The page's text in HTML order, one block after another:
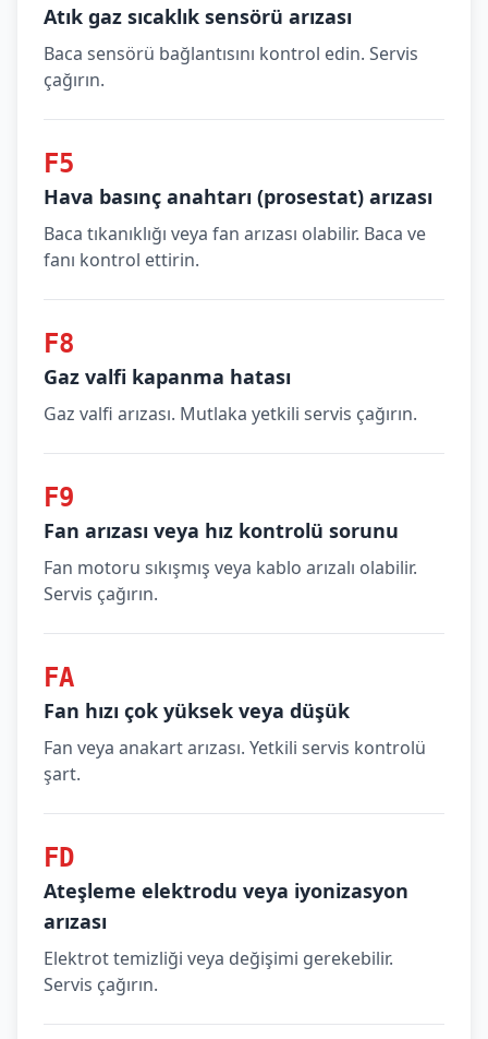
Atık gaz sıcaklık sensörü arızası
Baca sensörü bağlantısını kontrol edin. Servis
çağırın.
F5
Hava basınç anahtarı (prosestat) arızası
Baca tıkanıklığı veya fan arızası olabilir. Baca ve
fanı kontrol ettirin.
F8
Gaz valfi kapanma hatası
Gaz valfi arızası. Mutlaka yetkili servis çağırın.
F9
Fan arızası veya hız kontrolü sorunu
Fan motoru sıkışmış veya kablo arızalı olabilir.
Servis çağırın.
FA
Fan hızı çok yüksek veya düşük
Fan veya anakart arızası. Yetkili servis kontrolü
şart.
FD
Ateşleme elektrodu veya iyonizasyon
arızası
Elektrot temizliği veya değişimi gerekebilir.
Servis çağırın.